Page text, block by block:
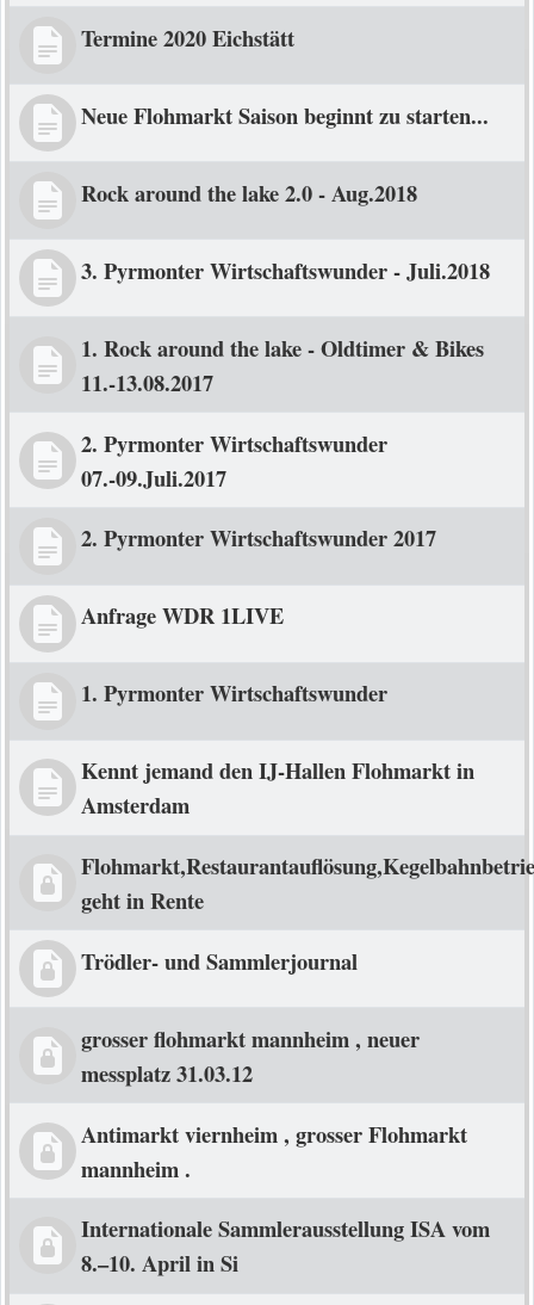
Termine 2020 Eichstätt
Neue Flohmarkt Saison beginnt zu starten...
Rock around the lake 2.0 - Aug.2018
3. Pyrmonter Wirtschaftswunder - Juli.2018
1. Rock around the lake - Oldtimer & Bikes
11.-13.08.2017
2. Pyrmonter Wirtschaftswunder
07.-09.Juli.2017
2. Pyrmonter Wirtschaftswunder 2017
Anfrage WDR 1LIVE
1. Pyrmonter Wirtschaftswunder
Kennt jemand den IJ-Hallen Flohmarkt in
Amsterdam
geht in Rente
Trödler- und Sammlerjournal
grosser flohmarkt mannheim , neuer
messplatz 31.03.12
Antimarkt viernheim , grosser Flohmarkt
mannheim .
Internationale Sammlerausstellung ISA vom
8.–10. April in Si